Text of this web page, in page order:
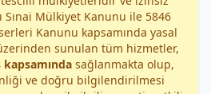
Sınai Mülkiyet Kanunu ile 5846
Kanunu kapsamında yasal
sunulan tüm hizmetler,
kapsamındasağlanmakta olup,
ve doğru bilgilendirilmesi